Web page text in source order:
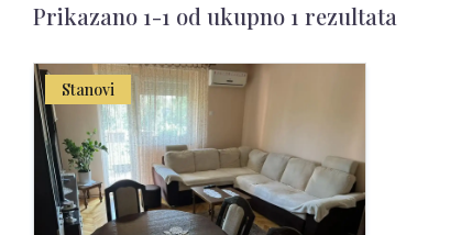
Prikazano 1-1 od ukupno 1 rezultata
Stanovi